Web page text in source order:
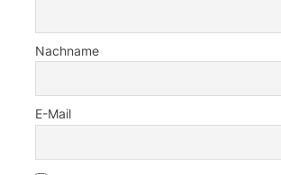
Nachname
E-Mail